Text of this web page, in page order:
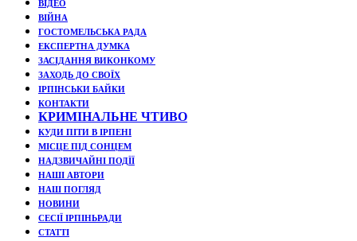
ВІДЕО
ВІЙНА
ГОСТОМЕЛЬСЬКА РАДА
ЕКСПЕРТНА ДУМКА
ЗАСІДАННЯ ВИКОНКОМУ
ЗАХОДЬ ДО СВОЇХ
ІРПІНСЬКИ БАЙКИ
КОНТАКТИ
КРИМІНАЛЬНЕ ЧТИВО
КУДИ ПІТИ В ІРПЕНІ
МІСЦЕ ПІД СОНЦЕМ
НАДЗВИЧАЙНІ ПОДЇЇ
НАШІ АВТОРИ
НАШ ПОГЛЯД
НОВИНИ
СЕСІЇ ІРПІНЬРАДИ
СТАТТІ